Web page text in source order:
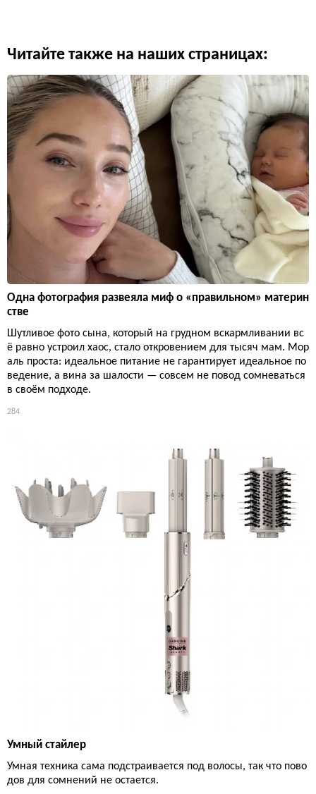
Читайте также на наших страницах:
Одна фотография развеяла миф о «правильном» материн
стве
Шутливое фото сына, который на грудном вскармливании вс
ё равно устроил хаос, стало откровением для тысяч мам. Мор
аль проста: идеальное питание не гарантирует идеальное по
ведение, а вина за шалости — совсем не повод сомневаться
в своём подходе.
284
Умный стайлер
Умная техника сама подстраивается под волосы, так что пово
дов для сомнений не остается.